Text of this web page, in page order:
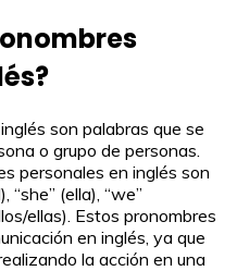
son palabras que se
o grupo de personas.
personales en inglés son
“she” (ella), “we”
ellas). Estos pronombres
en inglés, ya que
la acción en una